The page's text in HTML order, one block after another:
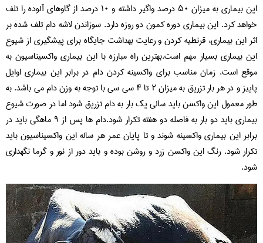
این بیماری به میزان ۵۰ درصد واگیر داشته و ۱۰ درصد از گاوهای آلوده را تلف
خواهد کرد. این بیماری دوره کمون دو روزه دارد. سوزاندن لاشه دام تلف شده بر
اثر این بیماری، قرنطیه کردن و رعایت بهداشت جایگاه برای پیشگیری از شیوع
این بیماری بسیار مهم است.بهترین راه مبارزه با این بیماری واکسیناسیون به
موقع است. زمان مناسب برای واکسینه کردن دام در برابر این بیماری اوایل
پاییز و در هر بار تزریق به میزان ۲ تا ۴ سی سی با توجه به وزن دام می باشد. به
طور معمول این واکسن باید سالی یک بار به دام تزریق شود اما در صورت شیوع
بیماری باید دو بار به فاصله دو هفته تکرار شود.دام ها پس از ۹ ماهگی باید در
برابر این بیماری واکسینه شوند و تا پایان عمر هر ساله این واکسیناسیون باید
تکرار شود. رنگ این واکسن زرد و روشن بوده و باید دور از نور و گرما نگهداری
شود.